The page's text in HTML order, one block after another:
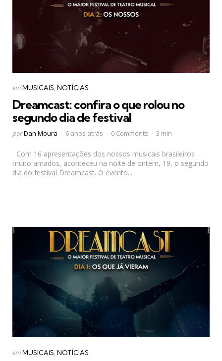
Categorias
Postado
emMUSICAIS NOTÍCIAS
Dreamcast: confira o que rolou no
segundo dia de festival
Postado
porDan Moura 6 anos atrás 0 Comments 3 min
Com 16 apresentações dos nossos musicais brasileiros
muito amados, aconteceu na noite de ontem, 19, o segundo
dia do festival Dreamcast. O evento...
Categorias
Postado
emMUSICAIS NOTÍCIAS